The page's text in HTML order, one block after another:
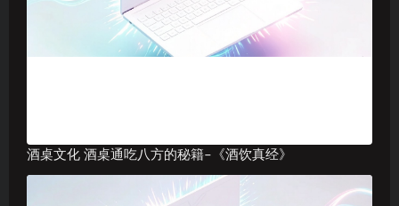
酒桌文化 酒桌通吃八方的秘籍–《酒饮真经》